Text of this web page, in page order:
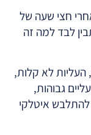
חצי שעה של
לבד למה זה
העליות לא קלות,
גבוהות,
להתלבש איטלקי